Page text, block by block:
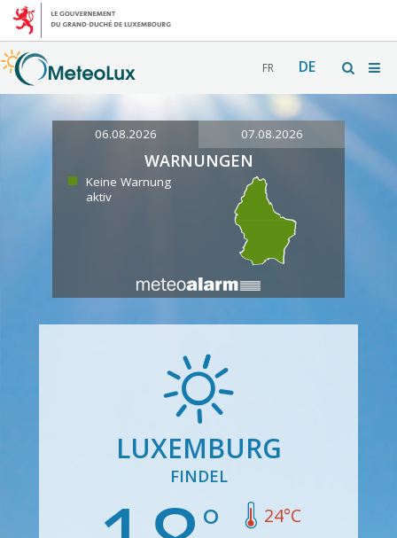
FR DE
06.08.2026 07.08.2026
WARNUNGEN
Keine Warnung
aktiv
LUXEMBURG
FINDEL
24°C